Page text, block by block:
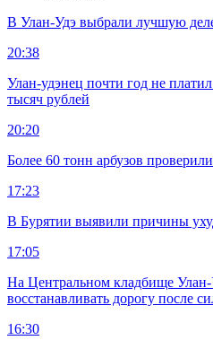
В Улан-Удэ выбрали лучшую
20:38
Улан-удэнец почти год не
тысяч рублей
20:20
Более 60 тонн арбузов
17:23
В Бурятии выявили причины
17:05
На Центральном кладбище
восстанавливать дорогу после
16:30